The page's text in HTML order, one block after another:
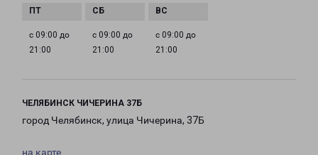
с 09:00 до
21:00
с 09:00 до
21:00
с 09:00 до
21:00
ЧЕЛЯБИНСК ЧИЧЕРИНА 37Б
город Челябинск, улица Чичерина, 37Б
на карте